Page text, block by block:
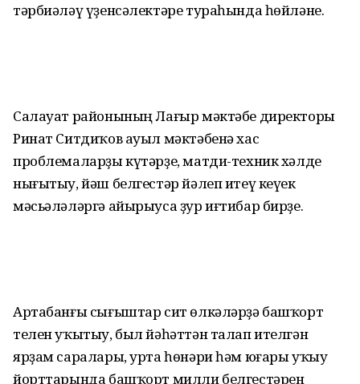
тәрбиәләү үҙенсәлектәре тураһында һөйләне.
Салауат районының Лағыр мәктәбе директоры
Ринат Ситдиҡов ауыл мәктәбенә хас
проблемаларҙы күтәрҙе, матди-техник хәлде
нығытыу, йәш белгестәр йәлеп итеү кеүек
мәсьәләләргә айырыуса ҙур иғтибар бирҙе.
Артабанғы сығыштар сит өлкәләрҙә башҡорт
телен уҡытыу, был йәһәттән талап ителгән
ярҙам саралары, урта һөнәри һәм юғары уҡыу
йорттарында башҡорт милли белгестәрен